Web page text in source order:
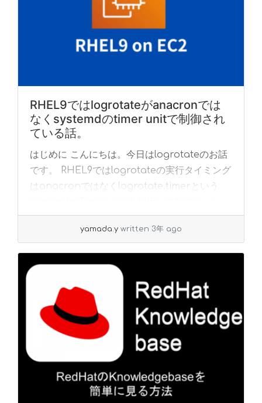
RHEL9ではlogrotateがanacronでは
なくsystemdのtimer unitで制御され
ている話。
はじめに こんにちは。今日はlogrotateのお話
です。 RHEL9ではlogrotateの実行タイミング
はanacronではなくlogrotate.timerという
read more
yamada.y written 3年 ago